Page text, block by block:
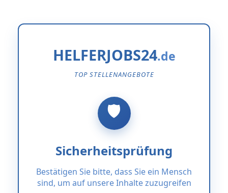
HELFERJOBS24
TOP STELLENANGEBOTE
Sicherheitsprüfung
Bestätigen Sie bitte, dass Sie ein Mensch
sind, um auf unsere Inhalte zuzugreifen